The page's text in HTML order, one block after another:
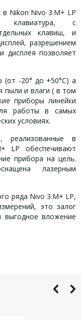
Nikon Nivo 3.M+ LP
клавиатура, с
клавиш, и
разрешением
дисплея позволяет
(от -20° до +50°С) а
пыли и влаги ( в том
приборы линейки
работы в самых
условиях.
реализованные в
LP обеспечивают
прибора на цель.
лазерным
ряда Nivo 3.M+ LP,
это залог
выгодное вложение